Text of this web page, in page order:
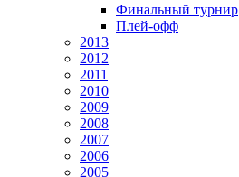
Финальный турнир
Плей-офф
2013
2012
2011
2010
2009
2008
2007
2006
2005